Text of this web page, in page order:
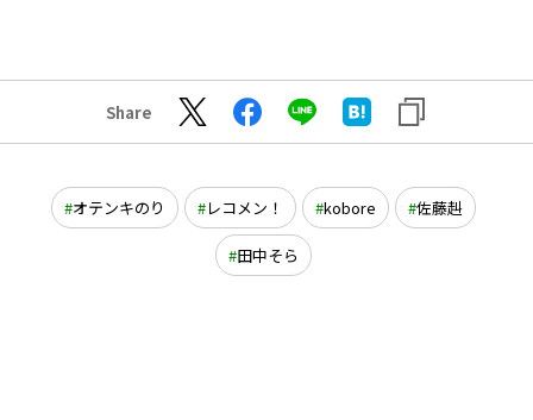
Share
オテンキのり レコメン！ kobore 佐藤赳
田中そら